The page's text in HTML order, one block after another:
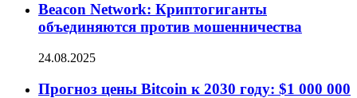
Beacon Network: Криптогиганты
объединяются против мошенничества
24.08.2025
Прогноз цены Bitcoin к 2030 году: $1 000 000